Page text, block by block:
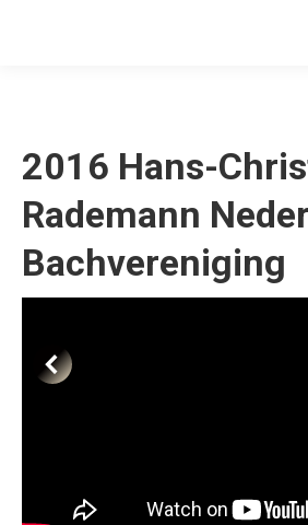
2016 Hans-
Rademann
Bachvereniging